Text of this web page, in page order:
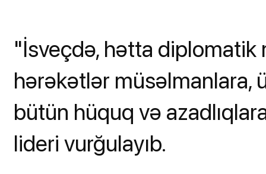
"İsveçdə, hətta diplomatik
hərəkətlər müsəlmanlara,
bütün hüquq və
lideri vurğulayıb.